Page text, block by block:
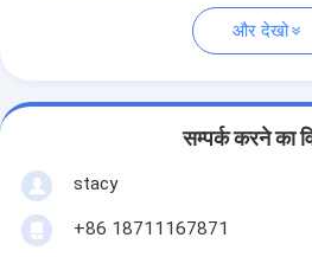
और देखो
सम्पर्क करने का
stacy
+86 18711167871